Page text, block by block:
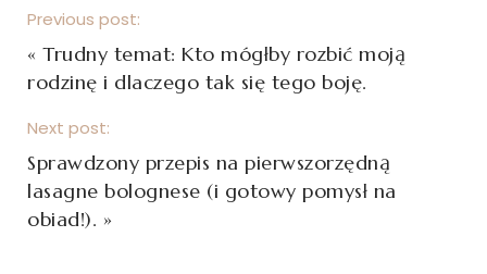
Previous post:
« Trudny temat: Kto mógłby rozbić moją
rodzinę i dlaczego tak się tego boję.
Next post:
Sprawdzony przepis na pierwszorzędną
lasagne bolognese (i gotowy pomysł na
obiad!). »